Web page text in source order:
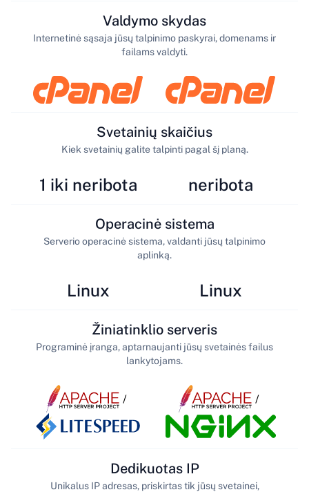
Valdymo skydas
Internetinė sąsaja jūsų talpinimo paskyrai, domenams ir
failams valdyti.
1 iki neribota
Svetainių skaičius
Kiek svetainių galite talpinti pagal šį planą.
neribota
Linux
Operacinė sistema
Serverio operacinė sistema, valdanti jūsų talpinimo
aplinką.
Linux
/
Žiniatinklio serveris
Programinė įranga, aptarnaujanti jūsų svetainės failus
lankytojams.
/
Dedikuotas IP
Unikalus IP adresas, priskirtas tik jūsų svetainei,